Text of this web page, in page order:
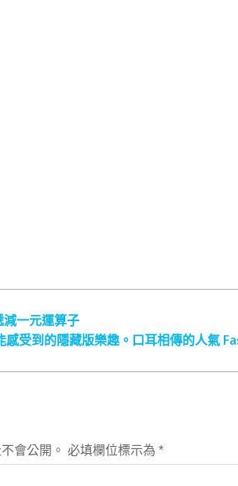
減一元運算子
感受到的隱藏版樂趣。口耳相傳的人氣
會公開。 必填欄位標示為 *